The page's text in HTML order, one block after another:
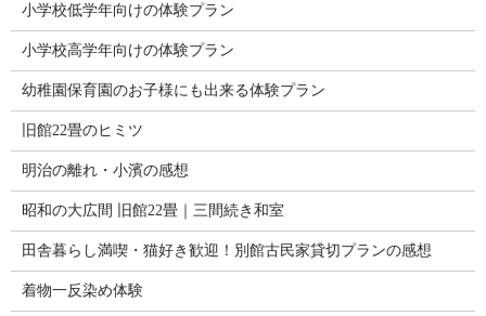
小学校低学年向けの体験プラン
小学校高学年向けの体験プラン
幼稚園保育園のお子様にも出来る体験プラン
旧館22畳のヒミツ
明治の離れ・小濱の感想
昭和の大広間 旧館22畳｜三間続き和室
田舎暮らし満喫・猫好き歓迎！別館古民家貸切プランの感想
着物一反染め体験